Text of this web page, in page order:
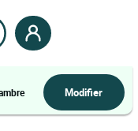
Modifier